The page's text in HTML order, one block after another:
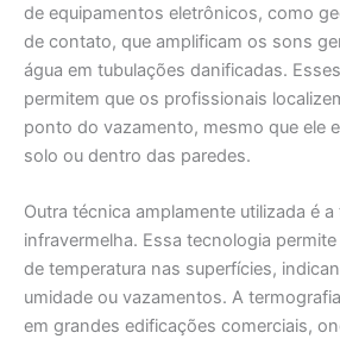
de equipamentos eletrônicos, como
de contato, que amplificam os sons
água em tubulações danificadas.
permitem que os profissionais
ponto do vazamento, mesmo que ele
solo ou dentro das paredes.
Outra técnica amplamente utilizada é
infravermelha. Essa tecnologia
de temperatura nas superfícies,
umidade ou vazamentos. A
em grandes edificações comerciais,